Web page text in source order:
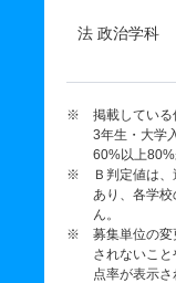
法 政治学科
※ 掲載している
3年生・大学
60%以上80%
※ Ｂ判定値は、
あり、各学
ん。
※ 募集単位の変
されないこ
点率が表示さ